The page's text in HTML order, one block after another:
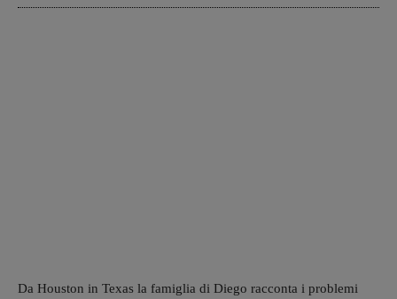
Da Houston in Texas la famiglia di Diego racconta i problemi